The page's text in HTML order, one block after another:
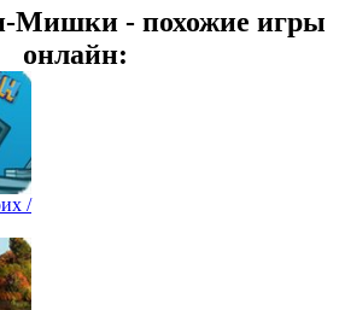
- похожие игры
онлайн:
/